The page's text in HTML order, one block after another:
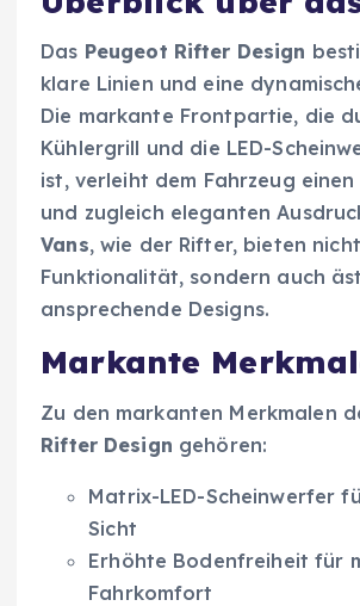
Das Peugeot Rifter Design
klare Linien und eine
Die markante Frontpartie, die
Kühlergrill und die LED-
ist, verleiht dem Fahrzeug
und zugleich eleganten
Vans, wie der Rifter, bieten
Funktionalität, sondern auch
ansprechende Designs.
Markante
Zu den markanten Merkmalen
Rifter Design gehören:
Matrix-LED-Scheinwerfer
Sicht
Erhöhte Bodenfreiheit für
Fahrkomfort